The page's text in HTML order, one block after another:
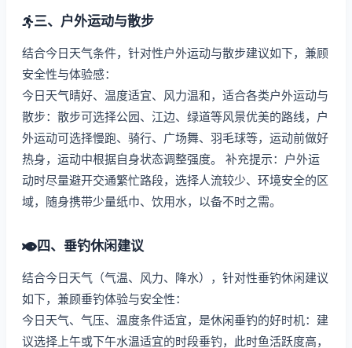
三、户外运动与散步
结合今日天气条件，针对性户外运动与散步建议如下，兼顾
安全性与体验感：
今日天气晴好、温度适宜、风力温和，适合各类户外运动与
散步：散步可选择公园、江边、绿道等风景优美的路线，户
外运动可选择慢跑、骑行、广场舞、羽毛球等，运动前做好
热身，运动中根据自身状态调整强度。 补充提示：户外运
动时尽量避开交通繁忙路段，选择人流较少、环境安全的区
域，随身携带少量纸巾、饮用水，以备不时之需。
四、垂钓休闲建议
结合今日天气（气温、风力、降水），针对性垂钓休闲建议
如下，兼顾垂钓体验与安全性：
今日天气、气压、温度条件适宜，是休闲垂钓的好时机：建
议选择上午或下午水温适宜的时段垂钓，此时鱼活跃度高，